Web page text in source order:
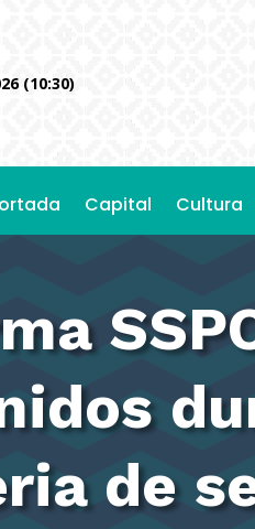
(10:30)
Capital Cultura
de